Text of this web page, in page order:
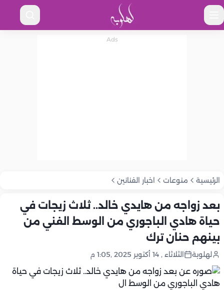
الرئيسية منوعات اخبار الفنانين
بعد زواجه من هايدي خالد.. ثلاث زيجات في
حياة هادي الباجوري من الوسط الفني من
بينهم حنان ترك
لهلوبة الثلاثاء , 14 أكتوبر 2025 ,1:05 م